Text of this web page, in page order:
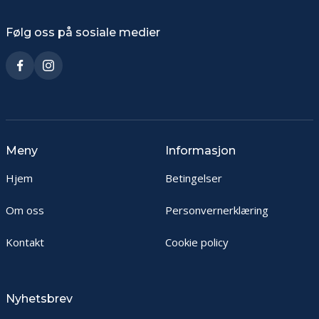
Følg oss på sosiale medier
Meny
Hjem
Om oss
Kontakt
Informasjon
Betingelser
Personvernerklæring
Cookie policy
Nyhetsbrev